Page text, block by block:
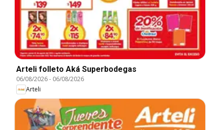
Arteli folleto Aká Superbodegas
06/08/2026- 06/08/2026
Arteli